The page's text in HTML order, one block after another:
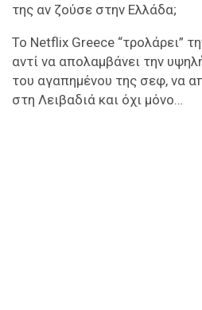
της αν ζούσε στην Ελλάδα;
Το Netflix Greece “τρολάρει”
αντί να απολαμβάνει την
του αγαπημένου της σεφ, να
στη Λειβαδιά και όχι μόνο…